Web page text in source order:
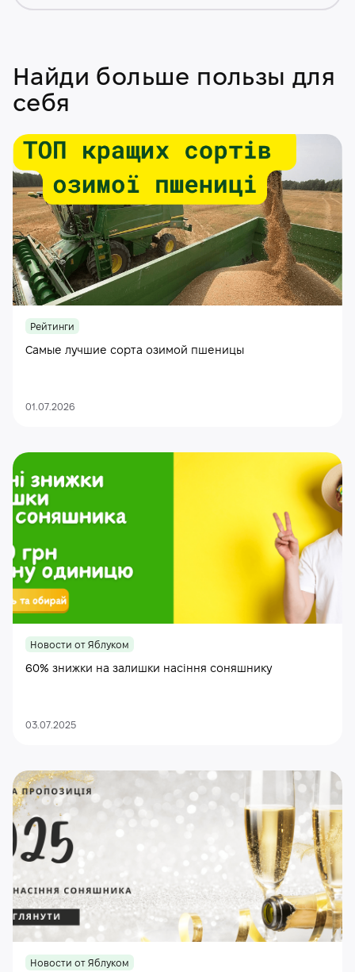
Найди больше пользы для
себя
Рейтинги
Самые лучшие сорта озимой пшеницы
01.07.2026
Новости от Яблуком
60% знижки на залишки насіння соняшнику
03.07.2025
Новости от Яблуком